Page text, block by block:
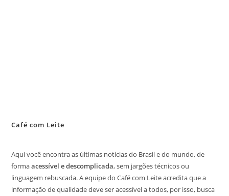
Café com Leite
Aqui você encontra as últimas notícias do Brasil e do mundo, de
formaacessível e descomplicada, sem jargões técnicos ou
linguagem rebuscada. A equipe do Café com Leite acredita que a
informação de qualidade deve ser acessível a todos, por isso, busca